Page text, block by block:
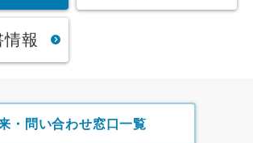
報
・問い合わせ窓口一覧